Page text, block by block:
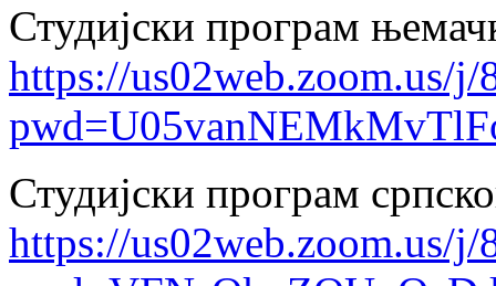
Студијски програм
https://us02web.zoom.us/j/
Студијски програм
https://us02web.zoom.us/j/